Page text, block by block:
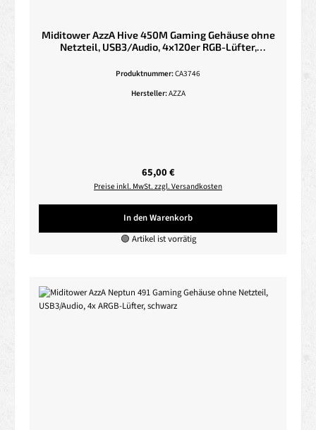
Miditower AzzA Hive 450M Gaming Gehäuse ohne
Netzteil, USB3/Audio, 4x120er RGB-Lüfter,
Produktnummer:CA3746
Hersteller:AZZA
Regulärer Preis:
65,00 €
Preise inkl. MwSt. zzgl. Versandkosten
In den Warenkorb
🟢 Artikel ist vorrätig